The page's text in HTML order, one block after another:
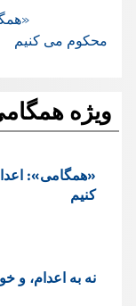
محکوم می کنیم
ویژه
«همگامی»:
کنیم
نه به اعدام،